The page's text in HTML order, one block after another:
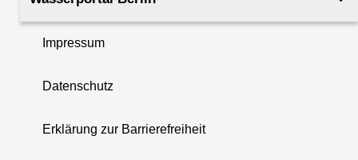
Impressum
Datenschutz
Erklärung zur Barrierefreiheit